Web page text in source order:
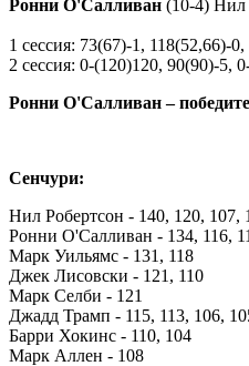
Ронни О'Салливан (10-4) Нил
1 сессия: 73(67)-1, 118(52,66)-
2 сессия: 0-(120)120, 90(90)-5,
Ронни О'Салливан –
Сенчури:
Нил Робертсон - 140, 120, 107,
Ронни О'Салливан - 134, 116,
Марк Уильямс - 131, 118
Джек Лисовски - 121, 110
Марк Селби - 121
Джадд Трамп - 115, 113, 106,
Барри Хокинс - 110, 104
Марк Аллен - 108